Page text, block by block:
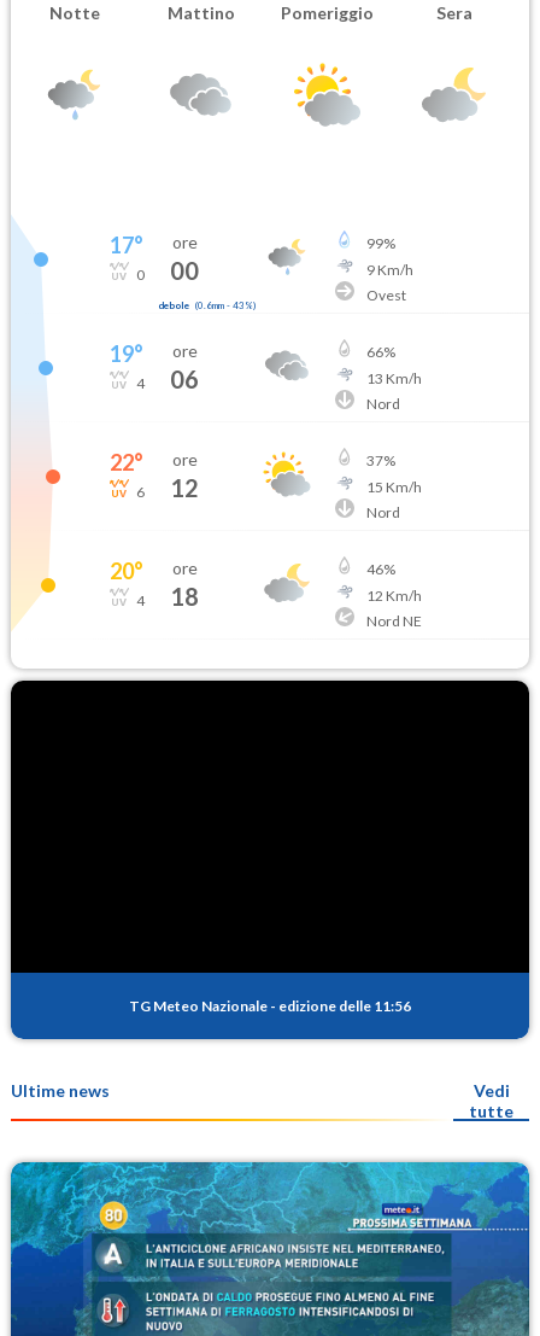
Notte Mattino Pomeriggio Sera
17°
0
ore
00
debole (0.6mm- 43 %)
99%
9Km/h
Ovest
19°
4
ore
06
66%
13 Km/h
Nord
22°
6
ore
12
37%
15 Km/h
Nord
20°
4
ore
18
46%
12 Km/h
Nord NE
TG Meteo Nazionale - edizione delle 11:56
Ultime news
Vedi
tutte